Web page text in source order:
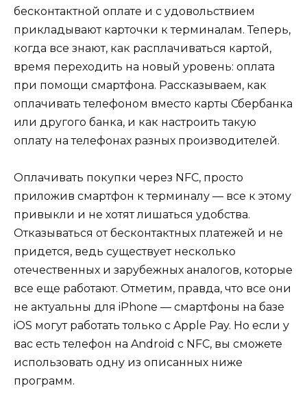
бесконтактной оплате и с удовольствием
прикладывают карточки к терминалам. Теперь,
когда все знают, как расплачиваться картой,
время переходить на новый уровень: оплата
при помощи смартфона. Рассказываем, как
оплачивать телефоном вместо карты Сбербанка
или другого банка, и как настроить такую
оплату на телефонах разных производителей.
Оплачивать покупки через NFC, просто
приложив смартфон к терминалу — все к этому
привыкли и не хотят лишаться удобства.
Отказываться от бесконтактных платежей и не
придется, ведь существует несколько
отечественных и зарубежных аналогов, которые
все еще работают. Отметим, правда, что все они
не актуальны для iPhone — смартфоны на базе
iOS могут работать только с Apple Pay. Но если у
вас есть телефон на Android с NFC, вы сможете
использовать одну из описанных ниже
программ.